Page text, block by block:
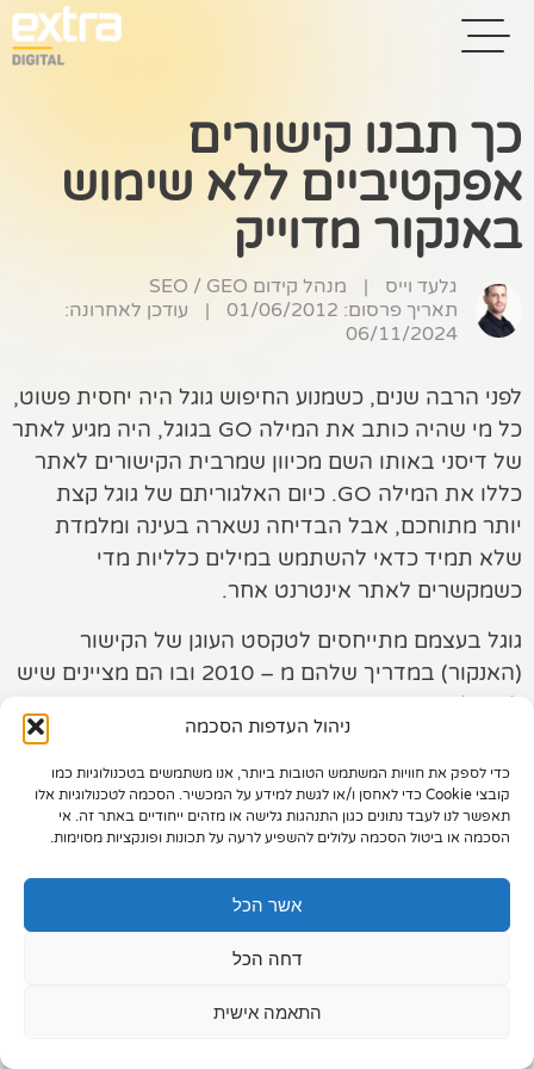
ניהול העדפות הסכמה
כדי לספק את חוויות המשתמש הטובות ביותר, אנו משתמשים בטכנולוגיות כמו
קובצי Cookie כדי לאחסן ו/או לגשת למידע על המכשיר. הסכמה לטכנולוגיות אלו
תאפשר לנו לעבד נתונים כגון התנהגות גלישה או מזהים ייחודיים באתר זה. אי
הסכמה או ביטול הסכמה עלולים להשפיע לרעה על תכונות ופונקציות מסוימות.
אשר הכל
דחה הכל
התאמה אישית
בית
בניית אתרים
קידום אתרים
פרסום בגוגל
רשתות חברתיות
שיווק לאתרי
סחר
קייס סטאדי
תיק עבודות
צור קשר
073-7028000
הפלד 7, חולון
info@extra.co.il
כך תבנו קישורים
אפקטיביים ללא שימוש
באנקור מדוייק
גלעד וייס |
מנהל קידום SEO / GEO
תאריך פרסום: 01/06/2012
|
עודכן לאחרונה:
06/11/2024
לפני הרבה שנים, כשמנוע החיפוש גוגל היה יחסית פשוט,
כל מי שהיה כותב את המילה GO בגוגל, היה מגיע לאתר
של דיסני באותו השם מכיוון שמרבית הקישורים לאתר
כללו את המילה GO. כיום האלגוריתם של גוגל קצת
יותר מתוחכם, אבל הבדיחה נשארה בעינה ומלמדת
שלא תמיד כדאי להשתמש במילים כלליות מדי
כשמקשרים לאתר אינטרנט אחר.
גוגל בעצמם מתייחסים לטקסט העוגן של הקישור
(האנקור) במדריך שלהם מ – 2010 ובו הם מציינים שיש
לתת לקישורים טקסט עם משמעות שמציין את העמוד
אליו מפנה הקישור, ולא סתם עוד טקסט סתמי.